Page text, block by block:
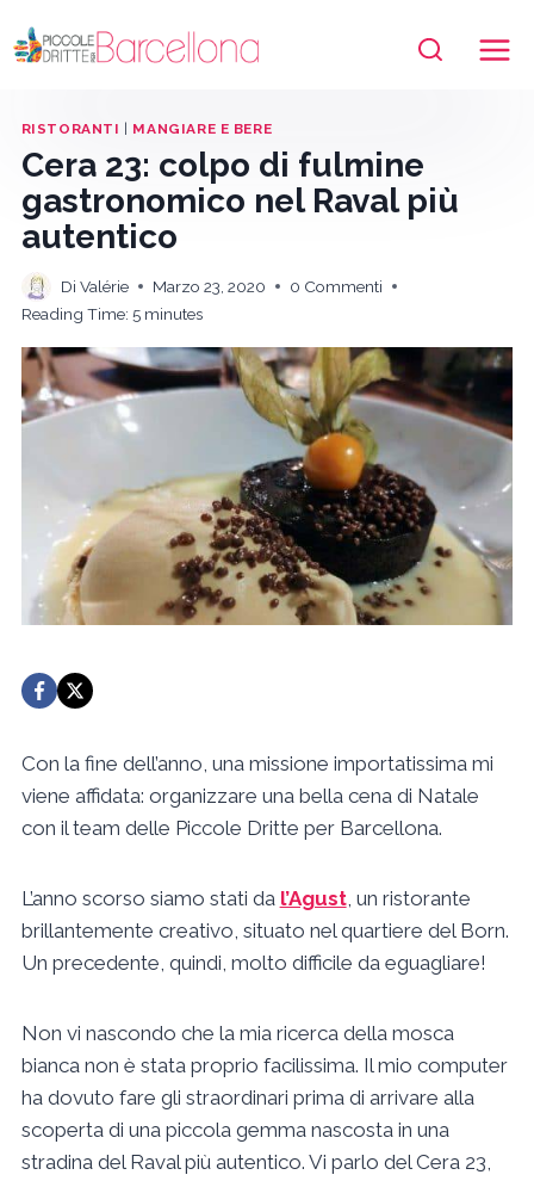
al
RISTORANTI MANGIARE E BERE
Cera 23: colpo di fulmine
gastronomico nel Raval più
autentico
Di Valérie Marzo 23, 2020
0 Commenti
Reading Time: 5 minutes
Con la fine dell’anno, una missione importatissima mi
viene affidata: organizzare una bella cena di Natale
con il team delle Piccole Dritte per Barcellona.
L’anno scorso siamo stati da l’Agust, un ristorante
brillantemente creativo, situato nel quartiere del Born.
Un precedente, quindi, molto difficile da eguagliare!
Non vi nascondo che la mia ricerca della mosca
bianca non è stata proprio facilissima. Il mio computer
ha dovuto fare gli straordinari prima di arrivare alla
scoperta di una piccola gemma nascosta in una
stradina del Raval più autentico. Vi parlo del Cera 23,